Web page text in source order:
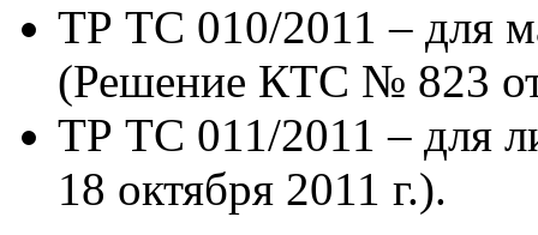
ТР ТС 010/2011 – для
(Решение КТС № 823 от
ТР ТС 011/2011 – для
18 октября 2011 г.).